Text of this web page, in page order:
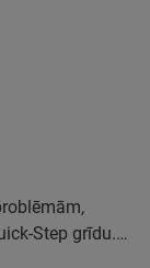
Step grīdu.
un